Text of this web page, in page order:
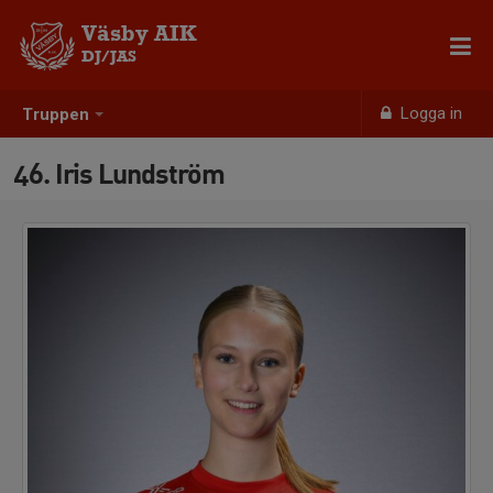
Truppen Logga in
Väsby AIK
DJ/JAS
46. Iris Lundström